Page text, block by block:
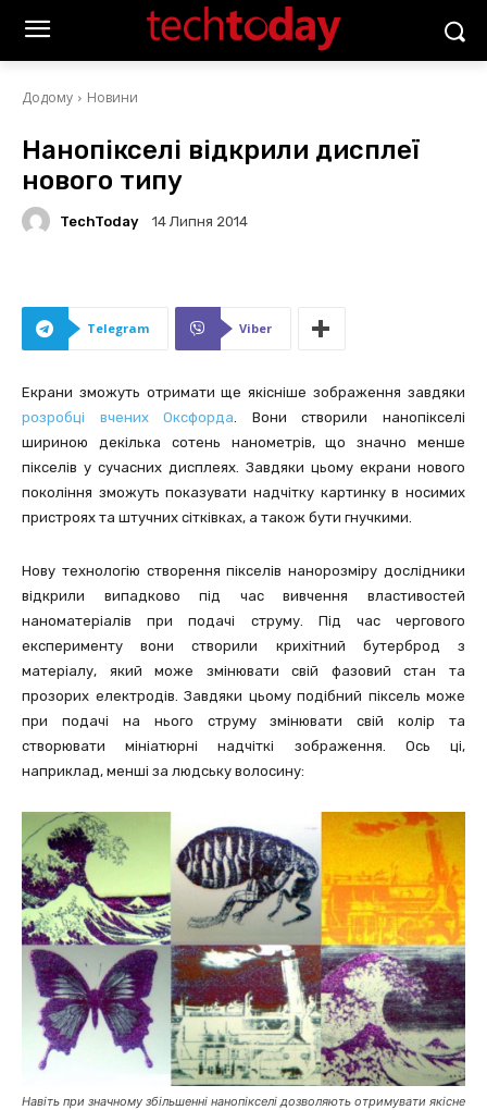
Додому Новини
Нанопікселі відкрили дисплеї
нового типу
TechToday 14 Липня 2014
Telegram Viber
Екрани зможуть отримати ще якісніше зображення завдяки
розробці вчених Оксфорда. Вони створили нанопікселі
шириною декілька сотень нанометрів, що значно менше
пікселів у сучасних дисплеях. Завдяки цьому екрани нового
покоління зможуть показувати надчітку картинку в носимих
пристроях та штучних сітківках, а також бути гнучкими.
Нову технологію створення пікселів нанорозміру дослідники
відкрили випадково під час вивчення властивостей
наноматеріалів при подачі струму. Під час чергового
експерименту вони створили крихітний бутерброд з
матеріалу, який може змінювати свій фазовий стан та
прозорих електродів. Завдяки цьому подібний піксель може
при подачі на нього струму змінювати свій колір та
створювати мініатюрні надчіткі зображення. Ось ці,
наприклад, менші за людську волосину:
Навіть при значному збільшенні нанопікселі дозволяють отримувати якісне